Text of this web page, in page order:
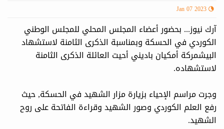
Jan 07 2023
آرك نيوز... بحضور أعضاء المجلس المحلي للمجلس الوطني
الكوردي في الحسكة وبمناسبة الذكرى الثامنة لاستشهاد
البيشمركة أمكيان باديني أحيت العائلة الذكرى الثامنة
لاستشهاده.
وجرت مراسم الإحياء بزيارة مزار الشهيد في الحسكة, حيث
رفع العلم الكوردي وصور الشهيد وقراءة الفاتحة على روح
الشهيد.